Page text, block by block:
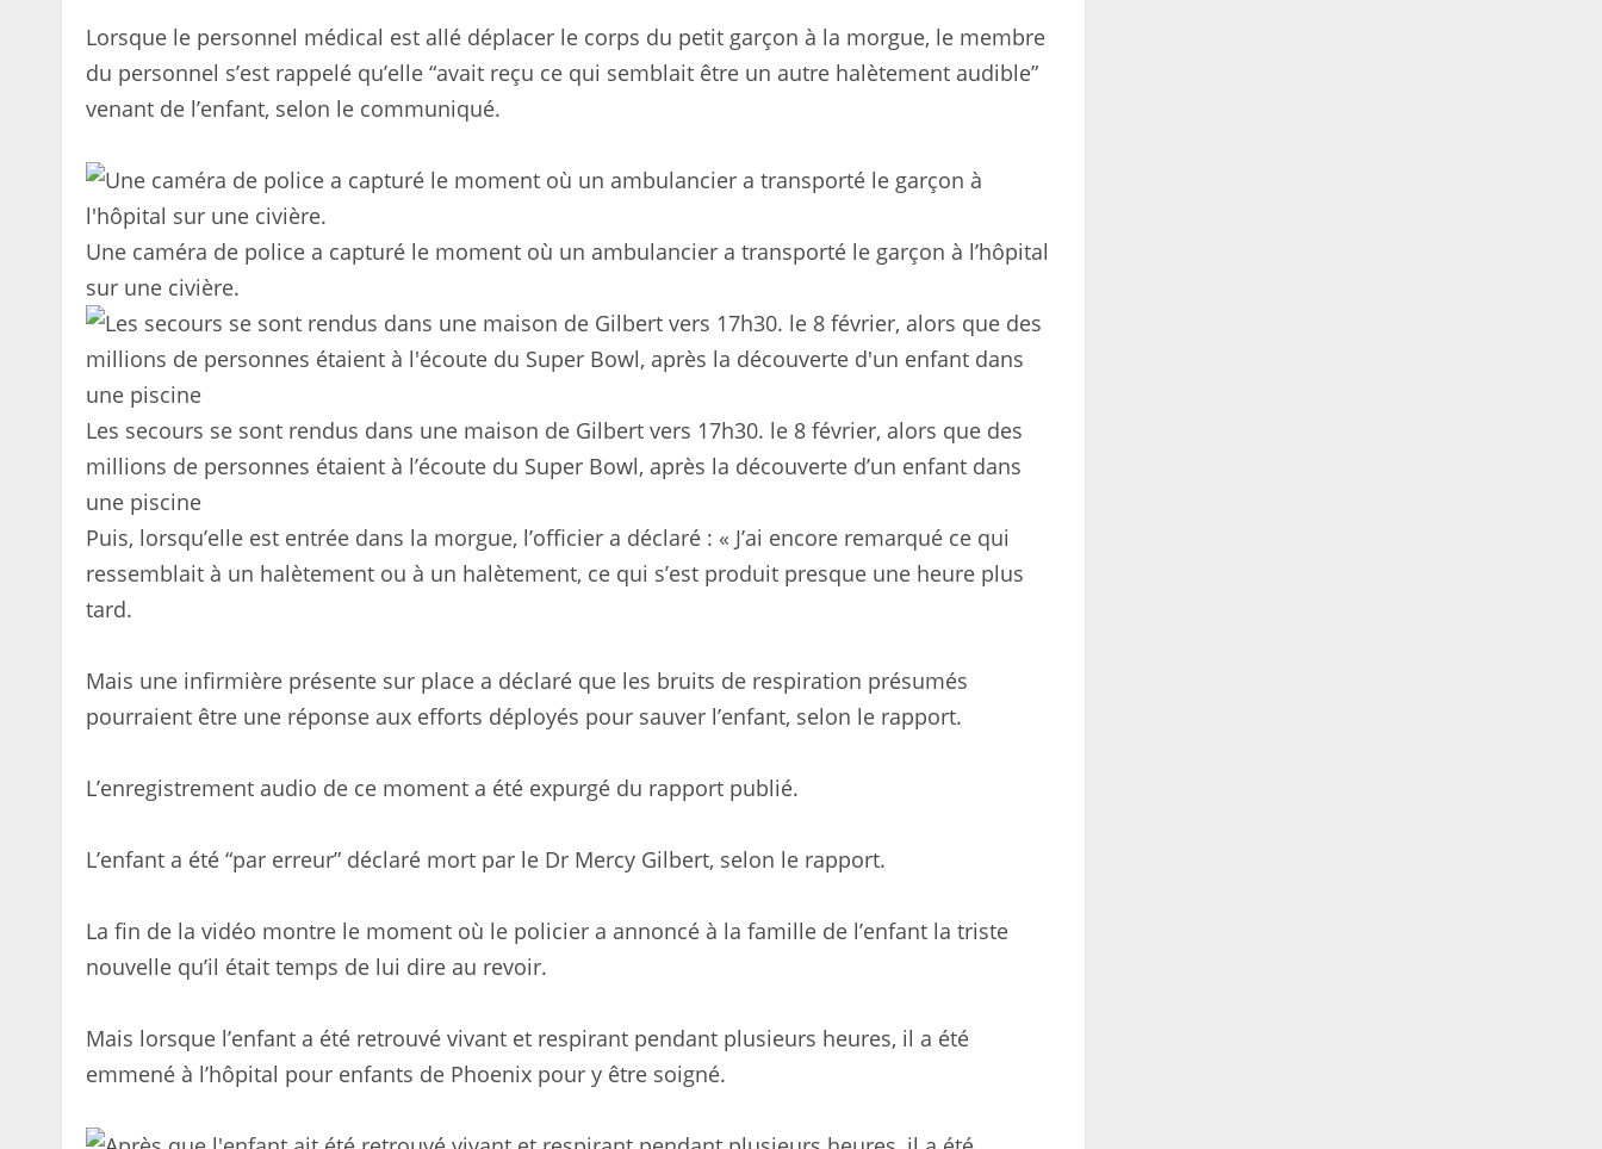
Lorsque le personnel médical est allé déplacer le corps du petit garçon à la morgue, le membre
du personnel s’est rappelé qu’elle “avait reçu ce qui semblait être un autre halètement audible”
venant de l’enfant, selon le communiqué.
Une caméra de police a capturé le moment où un ambulancier a transporté le garçon à l’hôpital
sur une civière.
Les secours se sont rendus dans une maison de Gilbert vers 17h30. le 8 février, alors que des
millions de personnes étaient à l’écoute du Super Bowl, après la découverte d’un enfant dans
une piscine
Puis, lorsqu’elle est entrée dans la morgue, l’officier a déclaré : « J’ai encore remarqué ce qui
ressemblait à un halètement ou à un halètement, ce qui s’est produit presque une heure plus
tard.
Mais une infirmière présente sur place a déclaré que les bruits de respiration présumés
pourraient être une réponse aux efforts déployés pour sauver l’enfant, selon le rapport.
L’enregistrement audio de ce moment a été expurgé du rapport publié.
L’enfant a été “par erreur” déclaré mort par le Dr Mercy Gilbert, selon le rapport.
La fin de la vidéo montre le moment où le policier a annoncé à la famille de l’enfant la triste
nouvelle qu’il était temps de lui dire au revoir.
Mais lorsque l’enfant a été retrouvé vivant et respirant pendant plusieurs heures, il a été
emmené à l’hôpital pour enfants de Phoenix pour y être soigné.